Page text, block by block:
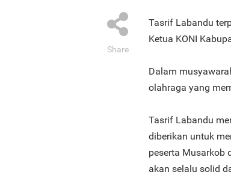
Share
Tasrif Labandu
Ketua KONI
Dalam
olahraga yang
Tasrif Labandu
diberikan untuk
peserta Musarkob
akan selalu solid